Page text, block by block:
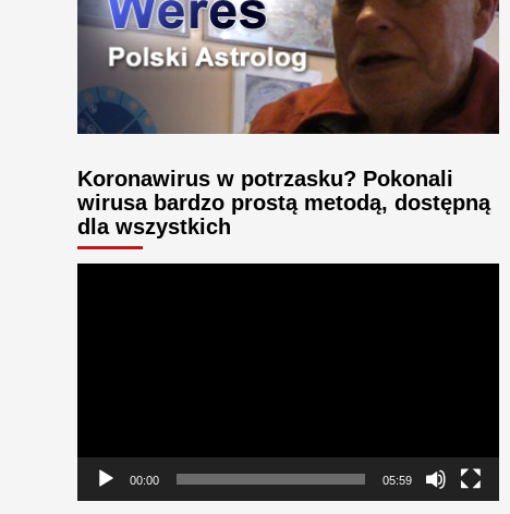
Koronawirus w potrzasku? Pokonali
wirusa bardzo prostą metodą, dostępną
dla wszystkich
00:00 05:59